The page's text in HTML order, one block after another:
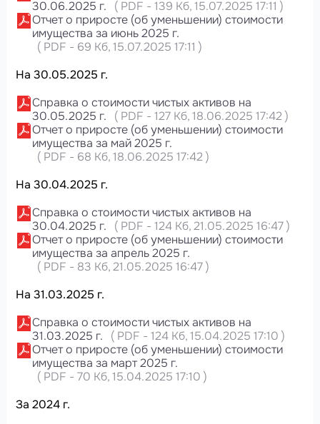
30.06.2025 г.
( PDF - 139 Кб, 15.07.2025 17:11 )
Отчет о приросте (об уменьшении) стоимости
имущества за июнь 2025 г.
( PDF - 69 Кб, 15.07.2025 17:11 )
На 30.05.2025 г.
Справка о стоимости чистых активов на
30.05.2025 г.
( PDF - 127 Кб, 18.06.2025 17:42 )
Отчет о приросте (об уменьшении) стоимости
имущества за май 2025 г.
( PDF - 68 Кб, 18.06.2025 17:42 )
На 30.04.2025 г.
Справка о стоимости чистых активов на
30.04.2025 г.
( PDF - 124 Кб, 21.05.2025 16:47)
Отчет о приросте (об уменьшении) стоимости
имущества за апрель 2025 г.
( PDF - 83 Кб, 21.05.2025 16:47)
На 31.03.2025 г.
Справка о стоимости чистых активов на
31.03.2025 г.
( PDF - 124 Кб, 15.04.2025 17:10 )
Отчет о приросте (об уменьшении) стоимости
имущества за март 2025 г.
( PDF - 70 Кб, 15.04.2025 17:10 )
За 2024 г.